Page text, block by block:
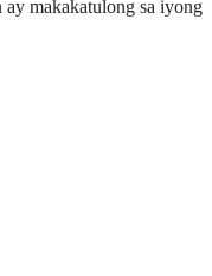
ay makakatulong sa iyong